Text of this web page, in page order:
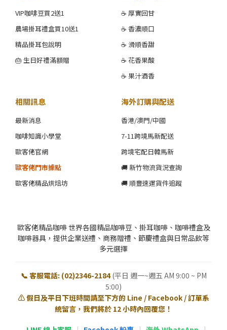
VIP咖啡豆買2送1
農場掛耳禮盒買10送1
精品掛耳包說明
🎂 生日好禮滿額贈
☕ 厚實回甘
☕ 香濃順口
☕ 滑順香甜
☕ 花香果酸
☕ 果汁酒香
相關訊息
最新消息
咖啡知識小學堂
歐客佬官網
歐客佬門市據點
歐客佬精品烘焙坊
海外訂購與配送
香港/澳門/中國
7-11跨境馬新配送
跨境宅配日韓馬新
🚚 新竹物流貨況查詢
🚚 順豐速運貨件追蹤
歐客佬精品咖啡 世界各國精品咖啡豆、掛耳咖啡、咖啡禮盒及
咖啡器具，提供企業送禮、商務贈禮、節慶禮盒與日常品飲等
多元選擇
📞 客服電話: (02)2346-2184 (平日 週一~週五 AM 9:00 ~ PM
5:00)
⚠️ 假日及平日下班時間請至下方的 Line / Facebook / 訂單系
統留言，我們將於 12 小時內回覆您！